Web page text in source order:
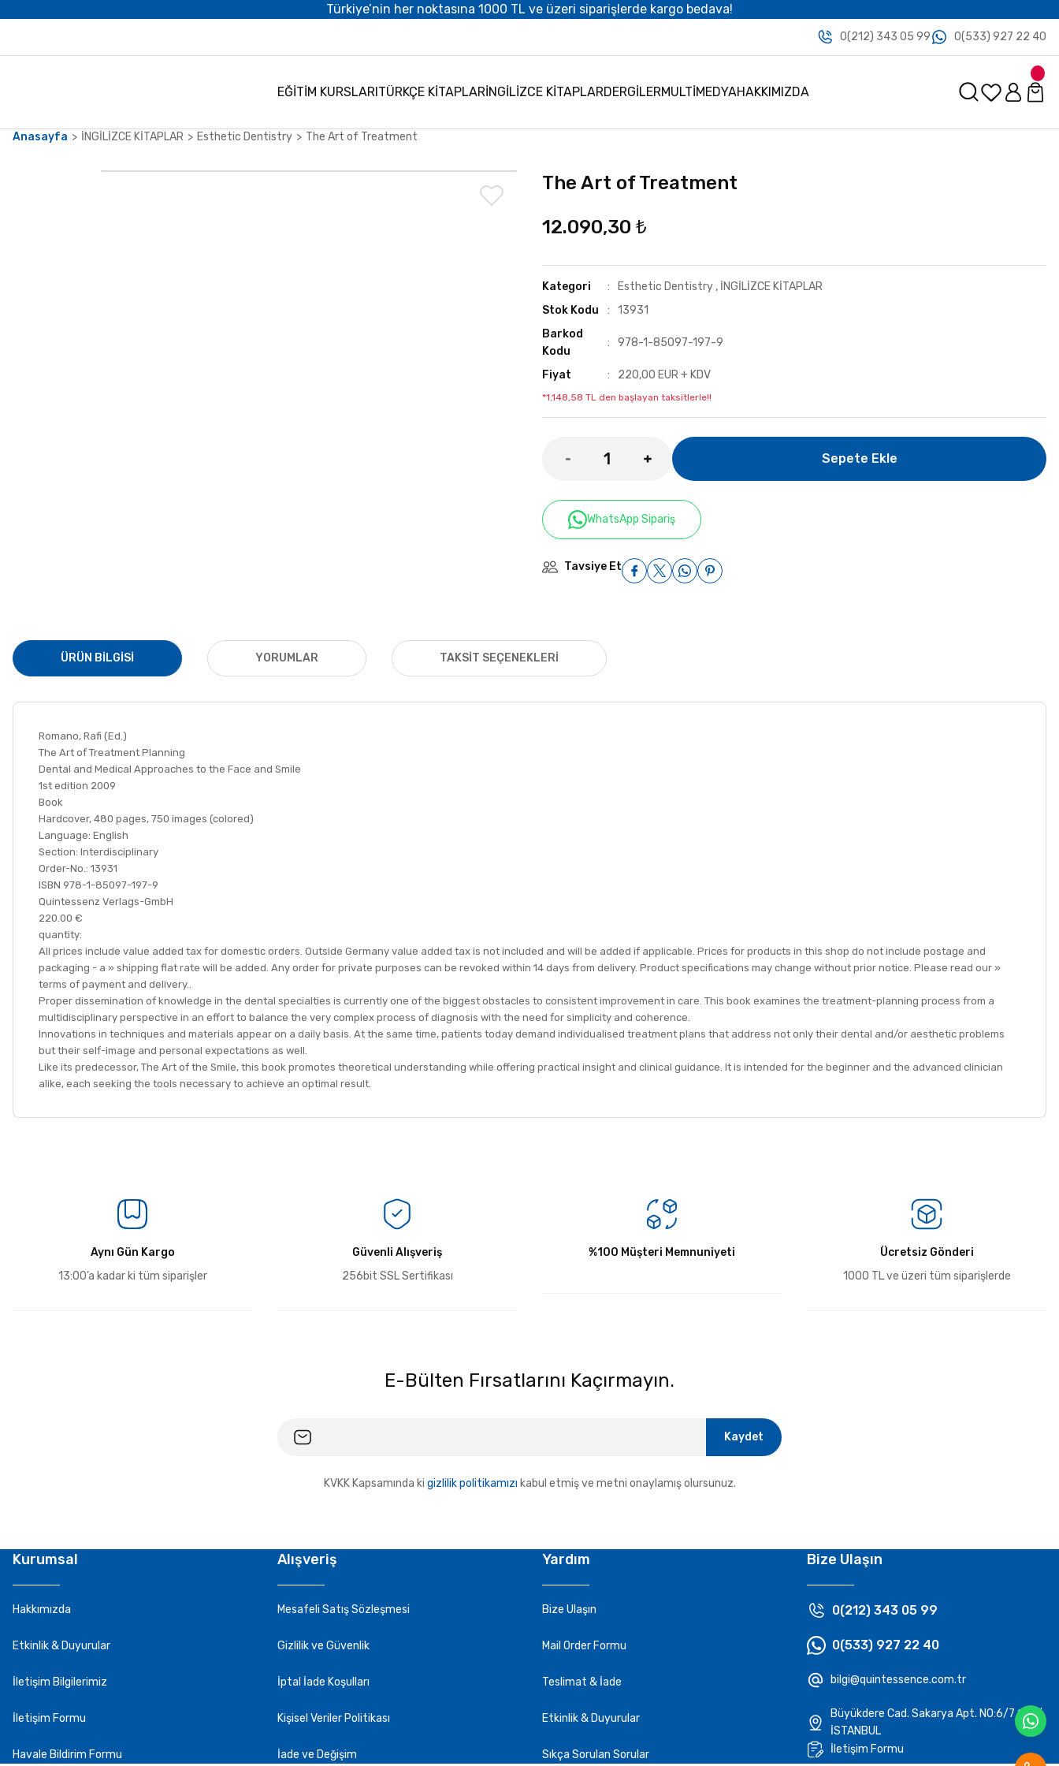
Türkiye’nin her noktasına 1000 TL ve üzeri siparişlerde kargo bedava!
0(212) 343 05 99 0(533) 927 22 40
EĞİTİM KURSLARITÜRKÇE KİTAPLARİNGİLİZCE KİTAPLARDERGİLERMULTİMEDYAHAKKIMIZDA
Anasayfa İNGİLİZCE KİTAPLAR Esthetic Dentistry The Art of Treatment
The Art of Treatment
12.090,30 ₺
Kategori Esthetic Dentistry , İNGİLİZCE KİTAPLAR
Stok Kodu
13931
Barkod
Kodu
978-1-85097-197-9
Fiyat 220,00 EUR + KDV
*1.148,58 TL den başlayan taksitlerle!!
Sepete Ekle
WhatsApp Sipariş
Tavsiye Et
ÜRÜN BILGISI YORUMLAR TAKSIT SEÇENEKLERI
Romano, Rafi (Ed.)
The Art of Treatment Planning
Dental and Medical Approaches to the Face and Smile
1st edition 2009
Book
Hardcover, 480 pages, 750 images (colored)
Language: English
Section: Interdisciplinary
Order-No.: 13931
ISBN 978-1-85097-197-9
Quintessenz Verlags-GmbH
220.00 €
quantity:
All prices include value added tax for domestic orders. Outside Germany value added tax is not included and will be added if applicable. Prices for products in this shop do not include postage and
packaging - a » shipping flat rate will be added. Any order for private purposes can be revoked within 14 days from delivery. Product specifications may change without prior notice. Please read our »
terms of payment and delivery..
Proper dissemination of knowledge in the dental specialties is currently one of the biggest obstacles to consistent improvement in care. This book examines the treatment-planning process from a
multidisciplinary perspective in an effort to balance the very complex process of diagnosis with the need for simplicity and coherence.
Innovations in techniques and materials appear on a daily basis. At the same time, patients today demand individualised treatment plans that address not only their dental and/or aesthetic problems
but their self-image and personal expectations as well.
Like its predecessor, The Art of the Smile, this book promotes theoretical understanding while offering practical insight and clinical guidance. It is intended for the beginner and the advanced clinician
alike, each seeking the tools necessary to achieve an optimal result.
Aynı Gün Kargo
13:00’a kadar ki tüm siparişler
Güvenli Alışveriş
256bit SSL Sertifikası
%100 Müşteri Memnuniyeti
Ücretsiz Gönderi
1000 TL ve üzeri tüm siparişlerde
E-Bülten Fırsatlarını Kaçırmayın.
Kaydet
KVKK Kapsamında ki gizlilik politikamızı kabul etmiş ve metni onaylamış olursunuz.
Kurumsal
Hakkımızda
Etkinlik & Duyurular
İletişim Bilgilerimiz
İletişim Formu
Havale Bildirim Formu
Alışveriş
Mesafeli Satış Sözleşmesi
Gizlilik ve Güvenlik
İptal İade Koşulları
Kişisel Veriler Politikası
İade ve Değişim
Yardım
Bize Ulaşın
Mail Order Formu
Teslimat & İade
Etkinlik & Duyurular
Sıkça Sorulan Sorular
Bize Ulaşın
0(212) 343 05 99
0(533) 927 22 40
bilgi@quintessence.com.tr
Büyükdere Cad. Sakarya Apt. N0:6/7 Şişli/
İSTANBUL
İletişim Formu